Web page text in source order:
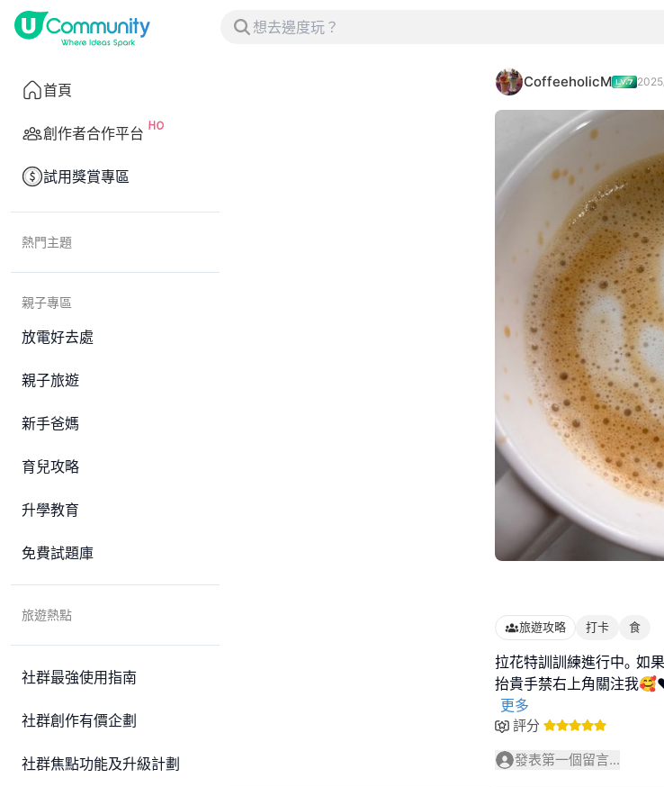
首頁
創作者合作平台
試用獎賞專區
熱門主題
親子專區
放電好去處
親子旅遊
新手爸媽
育兒攻略
升學教育
免費試題庫
旅遊熱點
社群最強使用指南
社群創作有價企劃
社群焦點功能及升級計劃
CoffeeholicM
旅遊攻略 打卡 食
拉花特訓訓練進行中｡ 如
抬貴手禁右上角關注我
更多
評分
發表第一個留言...